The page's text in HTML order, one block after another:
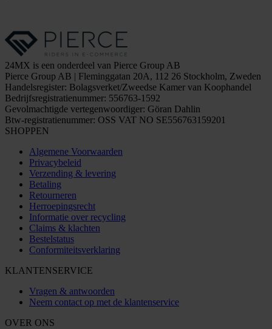
24MX is een onderdeel van Pierce Group AB
Pierce Group AB | Fleminggatan 20A, 112 26 Stockholm, Zweden
Handelsregister: Bolagsverket/Zweedse Kamer van Koophandel
Bedrijfsregistratienummer: 556763-1592
Gevolmachtigde vertegenwoordiger: Göran Dahlin
Btw-registratienummer: OSS VAT NO SE556763159201
SHOPPEN
Algemene Voorwaarden
Privacybeleid
Verzending & levering
Betaling
Retourneren
Herroepingsrecht
Informatie over recycling
Claims & klachten
Bestelstatus
Conformiteitsverklaring
KLANTENSERVICE
Vragen & antwoorden
Neem contact op met de klantenservice
OVER ONS